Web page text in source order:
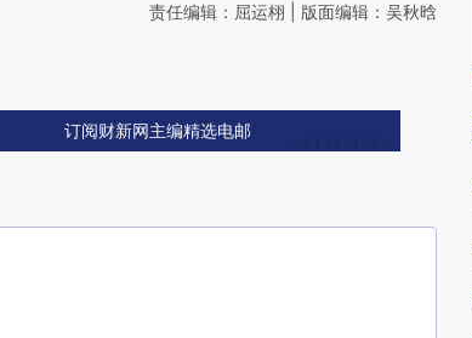
责任编辑：屈运栩 | 版面编辑：吴秋晗
订阅财新网主编精选电邮